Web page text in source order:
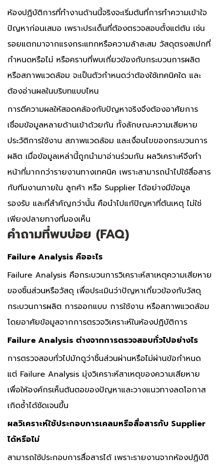
ห้องปฏิบัติการที่ทำงานด้านนี้จริงจะเริ่มต้นที่การทำความเข้าใจ
ปัญหาก่อนเสมอ เพราะประเด็นที่ต้องตรวจสอบตั้งแต่ต้น เช่น
รอยแตกมาจากแรงกระแทกหรือความล้าสะสม วัสดุตรงสเปกที่
กำหนดหรือไม่ หรือคราบที่พบเกี่ยวข้องกับกระบวนการผลิต
หรือสภาพแวดล้อม จะเป็นตัวกำหนดว่าต้องใช้เทคนิคใด และ
ต้องอ่านผลในบริบทแบบไหน
การตีความผลให้สอดคล้องกับปัญหาจริงจึงต้องอาศัยการ
เชื่อมข้อมูลหลายด้านเข้าด้วยกัน ทั้งลักษณะความเสียหาย
ประวัติการใช้งาน สภาพแวดล้อม และเงื่อนไขของกระบวนการ
ผลิต เมื่อข้อมูลเหล่านี้ถูกนำมาอ่านร่วมกัน ผลวิเคราะห์จึงทำ
หน้าที่มากกว่ารายงานทางเทคนิค เพราะสามารถนำไปใช้สื่อสาร
กับทีมงานภายใน ลูกค้า หรือ Supplier ได้อย่างมีข้อมูล
รองรับ และที่สำคัญกว่านั้น คือนำไปแก้ปัญหาที่ต้นเหตุ ไม่ใช่
เพียงปลายทางที่มองเห็น
คำถามที่พบบ่อย (FAQ)
Failure Analysis คืออะไร
Failure Analysis คือกระบวนการวิเคราะห์สาเหตุความเสียหาย
ของชิ้นส่วนหรือวัสดุ เพื่อประเมินว่าปัญหาเกี่ยวข้องกับวัสดุ
กระบวนการผลิต การออกแบบ การใช้งาน หรือสภาพแวดล้อม
โดยอาศัยข้อมูลจากการตรวจวิเคราะห์ในห้องปฏิบัติการ
Failure Analysis ต่างจากการตรวจสอบทั่วไปอย่างไร
การตรวจสอบทั่วไปมักดูว่าชิ้นส่วนผ่านหรือไม่ผ่านข้อกำหนด
แต่ Failure Analysis มุ่งวิเคราะห์สาเหตุของความเสียหาย
เพื่อให้องค์กรเห็นต้นตอของปัญหาและวางแนวทางลดโอกาส
เกิดซ้ำได้ชัดเจนขึ้น
ผลวิเคราะห์ใช้ประกอบการเคลมหรือสื่อสารกับ Supplier
ได้หรือไม่
สามารถใช้ประกอบการสื่อสารได้ เพราะรายงานจากห้องปฏิบัติ